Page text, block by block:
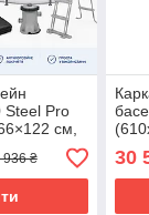
Steel Pro
см,
насос,
936 ₴ 30